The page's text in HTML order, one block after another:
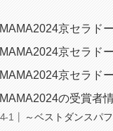
MAMA2024京セラド
MAMA2024京セラド
MAMA2024京セラド
MAMA2024の受賞者
～ベストダンスパ